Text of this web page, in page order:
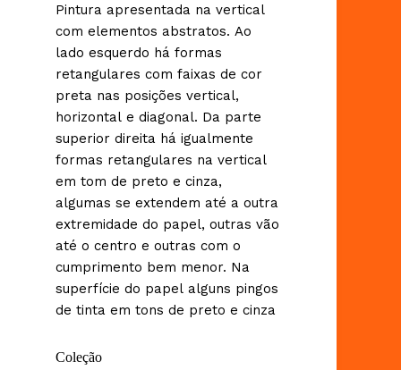
Pintura apresentada na vertical
com elementos abstratos. Ao
lado esquerdo há formas
retangulares com faixas de cor
preta nas posições vertical,
horizontal e diagonal. Da parte
superior direita há igualmente
formas retangulares na vertical
em tom de preto e cinza,
algumas se extendem até a outra
extremidade do papel, outras vão
até o centro e outras com o
cumprimento bem menor. Na
superfície do papel alguns pingos
de tinta em tons de preto e cinza
Coleção